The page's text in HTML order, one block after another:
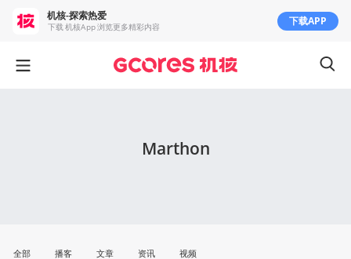
Marthon
全部 播客 文章 资讯 视频
机核-探索热爱
下载 机核App 浏览更多精彩内容 下载APP